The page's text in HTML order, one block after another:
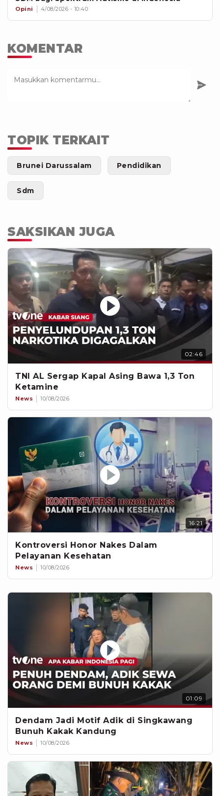
Opini 4/08/2026 - 10:40
KOMENTAR
TOPIK TERKAIT
Brunei Darussalam Pendidikan
Sdm
SAKSIKAN JUGA
02:46
TNI AL Sergap Kapal Asing Bawa 1,3 Ton
Ketamine
News 10/08/2026
16:21
Kontroversi Honor Nakes Dalam
Pelayanan Kesehatan
News 10/08/2026
01:09
Dendam Jadi Motif Adik di Singkawang
Bunuh Kakak Kandung
News 10/08/2026